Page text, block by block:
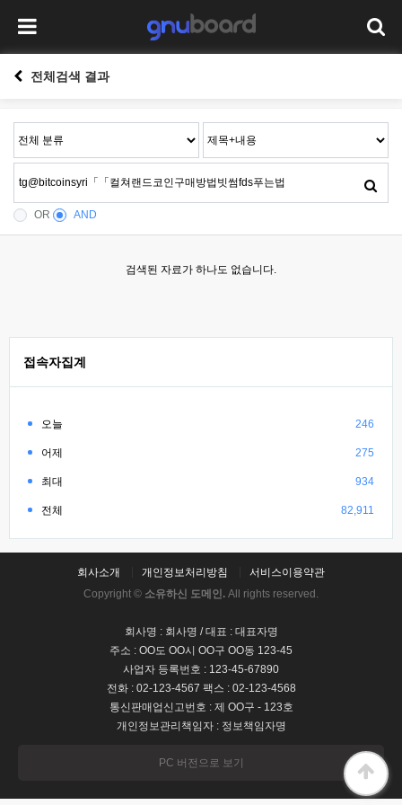
전체검색 결과
OR AND
검색된 자료가 하나도 없습니다.
접속자집계
오늘 246
어제 275
최대 934
전체 82,911
회사소개 개인정보처리방침
서비스이용약관
Copyright © 소유하신 도메인. All rights reserved.
회사명 : 회사명 / 대표 : 대표자명
주소 : OO도 OO시 OO구 OO동 123-45
사업자 등록번호 : 123-45-67890
전화 : 02-123-4567 팩스 : 02-123-4568
통신판매업신고번호 : 제 OO구 - 123호
개인정보관리책임자 : 정보책임자명
PC 버전으로 보기